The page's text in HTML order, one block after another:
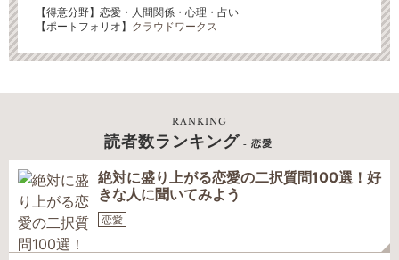
【得意分野】恋愛・人間関係・心理・占い
【ポートフォリオ】 クラウドワークス
RANKING
読者数ランキング - 恋愛
絶対に盛り上がる恋愛の二択質問100選！好
きな人に聞いてみよう
恋愛